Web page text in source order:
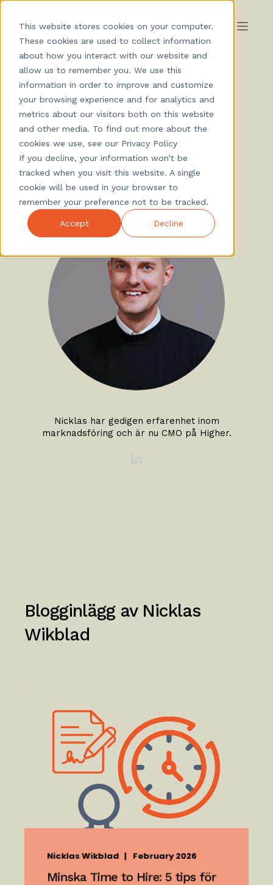
This website stores cookies on your computer.
These cookies are used to collect information
about how you interact with our website and
allow us to remember you. We use this
information in order to improve and customize
your browsing experience and for analytics and
metrics about our visitors both on this website
and other media. To find out more about the
cookies we use, see our Privacy Policy
If you decline, your information won’t be
tracked when you visit this website. A single
cookie will be used in your browser to
remember your preference not to be tracked.
Accept Decline
Nicklas Wikblad
Nicklas har gedigen erfarenhet inom
marknadsföring och är nu CMO på Higher.
Blogginlägg avNicklas
Wikblad
Nicklas Wikblad February 2026
Minska Time to Hire: 5 tips för